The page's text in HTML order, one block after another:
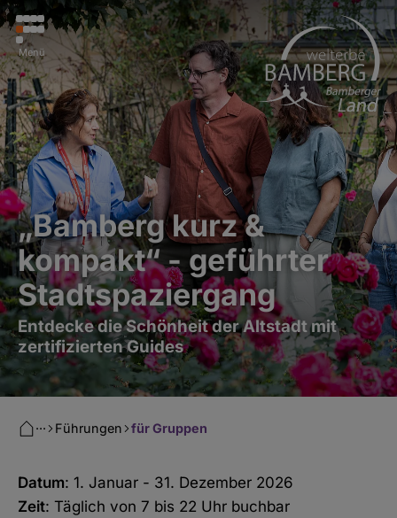
Menü
„Bamberg kurz &
kompakt“ - geführter
Stadtspaziergang
Entdecke die Schönheit der Altstadt mit
zertifizierten Guides
für Gruppen
Führungen
···
Datum: 1. Januar - 31. Dezember 2026
Zeit: Täglich von 7 bis 22 Uhr buchbar